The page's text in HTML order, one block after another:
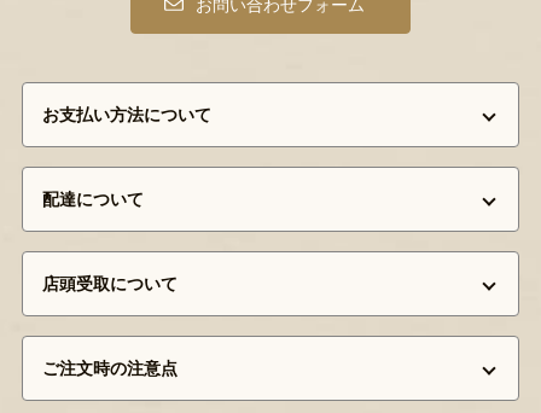
お問い合わせフォーム
お支払い方法について
配達について
店頭受取について
ご注文時の注意点